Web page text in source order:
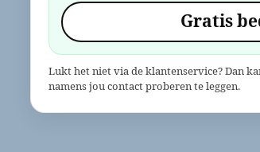
Gratis
Lukt het niet via de klantenservice? Dan
namens jou contact proberen te leggen.